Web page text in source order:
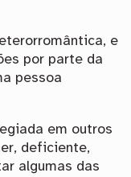
e
por parte da
pessoa
em outros
deficiente,
algumas das